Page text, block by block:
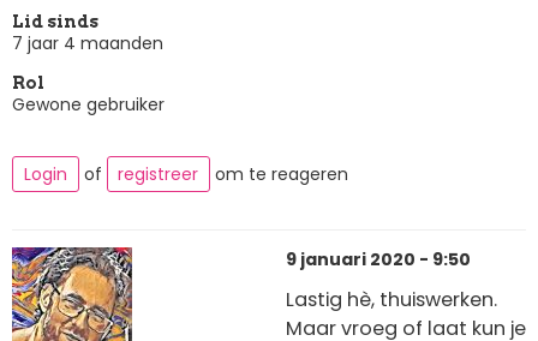
Lid sinds
7 jaar 4 maanden
Rol
Gewone gebruiker
Login of registreer om te reageren
9 januari 2020 - 9:50
Lastig hè, thuiswerken.
Maar vroeg of laat kun je